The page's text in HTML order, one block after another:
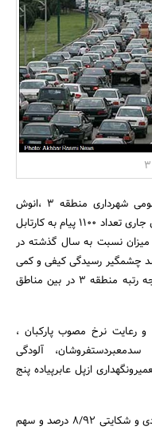
بانک، بیمه و سرمایه
مسکن و ساختمان
به گزارش اخبار رسمی به نقل از روابط عمومی شهرداری منطقه 3 ،انوش
جعفریان گفت : در شش ماهه ی نخست سال جاری تعداد 1100 پیام به کارتابل
شده که این میزان نسبت به سال گذشته در
و رشد چشمگیر رسیدگی کیفی و کمی
پیام های شهروندان منجر به جهش قابل توجه رتبه منطقه 3 در بین مناطق
رعایت نرخ مصوب پارکبان ،
آلودگی
ازپل عابرپیاده پنج
وی در ادامه تصریح کرد: سهم پیام های انتقادی و شکایتی 8/92 درصد و سهم